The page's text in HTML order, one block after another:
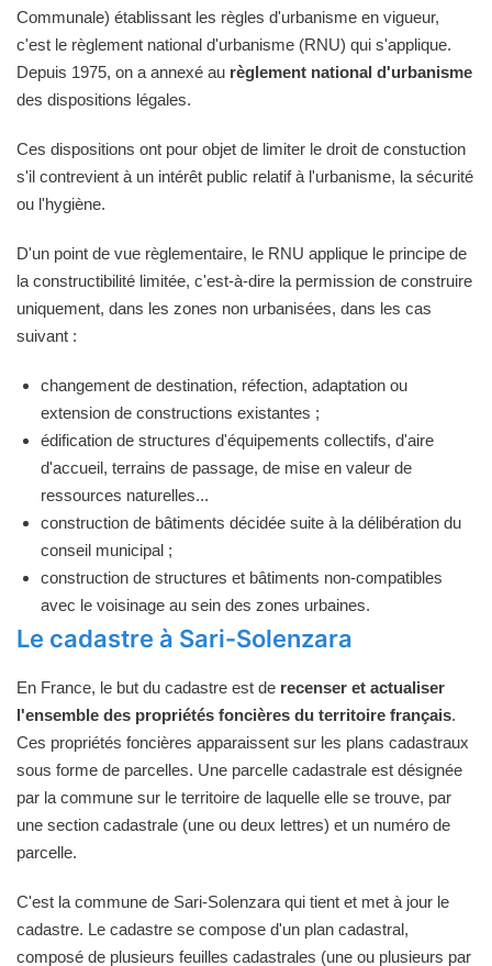
Communale) établissant les règles d'urbanisme en vigueur,
c'est le règlement national d'urbanisme (RNU) qui s'applique.
Depuis 1975, on a annexé au règlement national d'urbanisme
des dispositions légales.
Ces dispositions ont pour objet de limiter le droit de constuction
s'il contrevient à un intérêt public relatif à l'urbanisme, la sécurité
ou l'hygiène.
D'un point de vue règlementaire, le RNU applique le principe de
la constructibilité limitée, c'est-à-dire la permission de construire
uniquement, dans les zones non urbanisées, dans les cas
suivant :
changement de destination, réfection, adaptation ou
extension de constructions existantes ;
édification de structures d'équipements collectifs, d'aire
d'accueil, terrains de passage, de mise en valeur de
ressources naturelles...
construction de bâtiments décidée suite à la délibération du
conseil municipal ;
construction de structures et bâtiments non-compatibles
avec le voisinage au sein des zones urbaines.
Le cadastre à Sari-Solenzara
En France, le but du cadastre est de recenser et actualiser
l'ensemble des propriétés foncières du territoire français.
Ces propriétés foncières apparaissent sur les plans cadastraux
sous forme de parcelles. Une parcelle cadastrale est désignée
par la commune sur le territoire de laquelle elle se trouve, par
une section cadastrale (une ou deux lettres) et un numéro de
parcelle.
C'est la commune de Sari-Solenzara qui tient et met à jour le
cadastre. Le cadastre se compose d'un plan cadastral,
composé de plusieurs feuilles cadastrales (une ou plusieurs par